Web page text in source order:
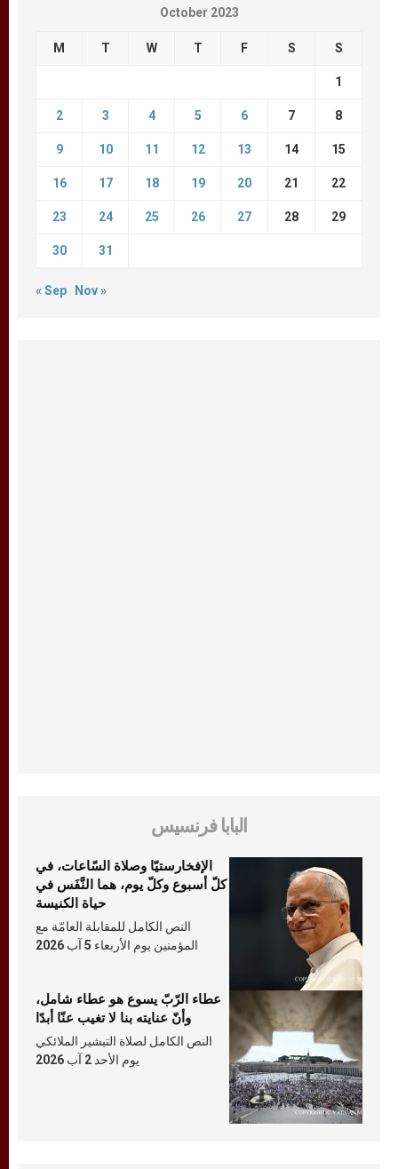
October 2023
M T W T F S S
1
2 3 4 5 6 7 8
9 10 11 12 13 14 15
16 17 18 19 20 21 22
23 24 25 26 27 28 29
30 31
« Sep Nov »
البابا فرنسيس
الإفخارستيّا وصلاة السّاعات، في
كلّ أسبوع وكلّ يوم، هما النَّفَس في
حياة الكنيسة
النص الكامل للمقابلة العامّة مع
المؤمنين يوم الأربعاء 5 آب 2026
عطاء الرّبّ يسوع هو عطاء شامل،
وأنّ عنايته بنا لا تغيب عنّا أبدًا
النص الكامل لصلاة التبشير الملائكي
يوم الأحد 2 آب 2026